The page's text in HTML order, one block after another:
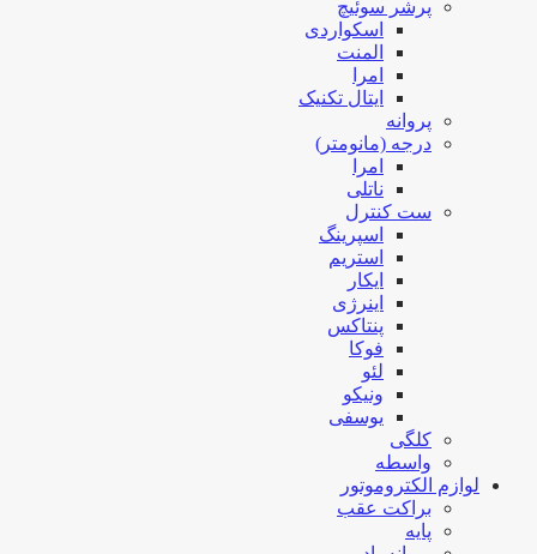
پرشر سوئیچ
اسکواردی
المنت
امرا
ایتال تکنیک
پروانه
درجه (مانومتر)
امرا
ناتلی
ست کنترل
اسپرینگ
استریم
ایکار
اینرژی
پنتاکس
فوکا
لئو
ونیکو
یوسفی
کلگی
واسطه
لوازم الکتروموتور
براکت عقب
پایه